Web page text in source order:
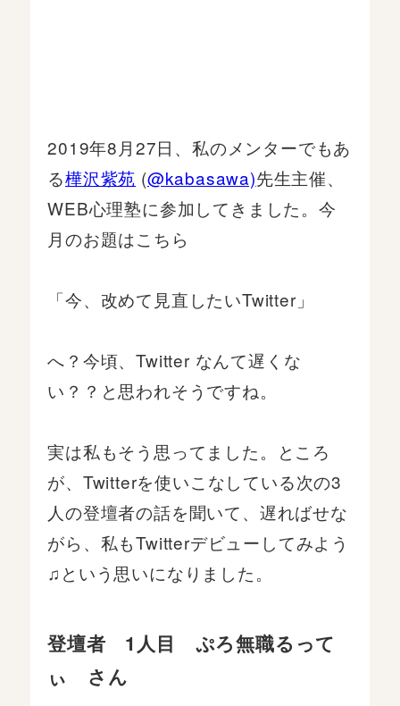
2019年8月27日、私のメンターでもあ
る樺沢紫苑 (@kabasawa)先生主催、
WEB心理塾に参加してきました。今
月のお題はこちら
「今、改めて見直したいTwitter」
へ？今頃、Twitter なんて遅くな
い？？と思われそうですね。
実は私もそう思ってました。ところ
が、Twitterを使いこなしている次の3
人の登壇者の話を聞いて、遅ればせな
がら、私もTwitterデビューしてみよう
♫という思いになりました。
登壇者 1人目 ぷろ無職るって
ぃ さん